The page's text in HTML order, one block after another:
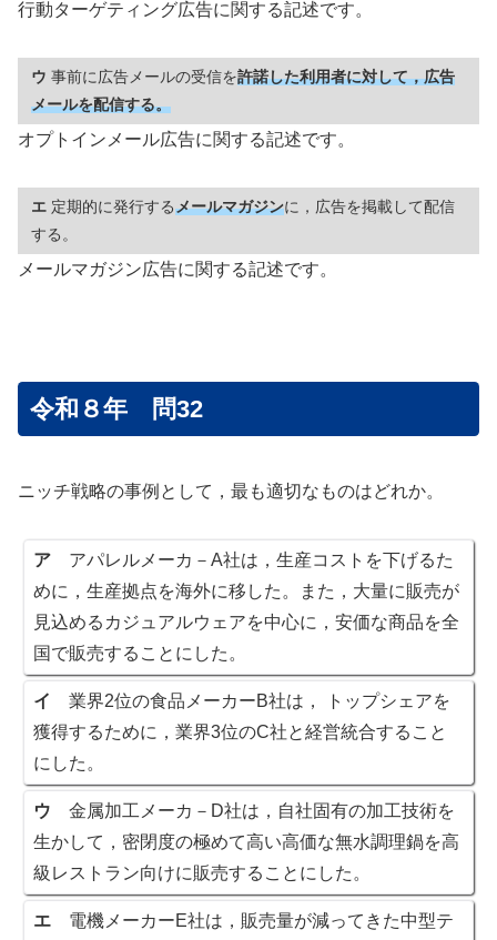
行動ターゲティング広告に関する記述です。
ウ 事前に広告メールの受信を許諾した利用者に対して，広告
メールを配信する。
オプトインメール広告に関する記述です。
エ 定期的に発行するメールマガジンに，広告を掲載して配信
する。
メールマガジン広告に関する記述です。
令和８年 問32
ニッチ戦略の事例として，最も適切なものはどれか。
ア アパレルメーカ－A社は，生産コストを下げるた
めに，生産拠点を海外に移した。また，大量に販売が
見込めるカジュアルウェアを中心に，安価な商品を全
国で販売することにした。
イ
業界2位の食品メーカーB社は， トップシェアを
獲得するために，業界3位のC社と経営統合すること
にした。
ウ 金属加工メーカ－D社は，自社固有の加工技術を
生かして，密閉度の極めて高い高価な無水調理鍋を高
級レストラン向けに販売することにした。
エ 電機メーカーE社は，販売量が減ってきた中型テ